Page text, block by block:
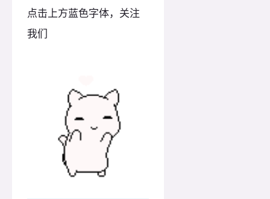
点击上方蓝色字体，关注
我们